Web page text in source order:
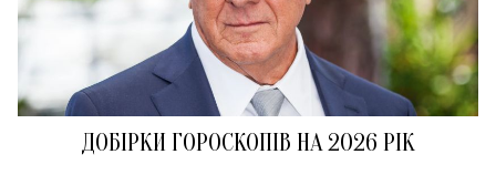
ДОБІРКИ ГОРОСКОПІВ НА 2026 РІК